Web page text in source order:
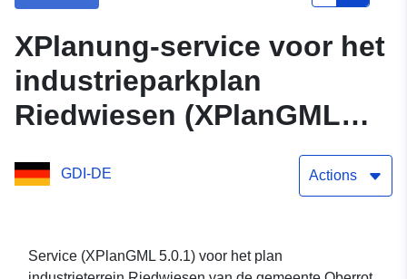
XPlanung-service voor het
industrieparkplan
Riedwiesen (XPlanGML
GDI-DE Actions
Service (XPlanGML 5.0.1) voor het plan